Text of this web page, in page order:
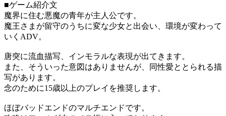
■ゲーム紹介文
魔界に住む悪魔の青年が主人公です。
魔王さまが留守のうちに変な少女と出会い、環境が変わって
いくADV。
唐突に流血描写、インモラルな表現が出てきます。
また、そういった意図はありませんが、同性愛ととられる描
写があります。
念のために15歳以上のプレイを推奨します。
ほぼバッドエンドのマルチエンドです。